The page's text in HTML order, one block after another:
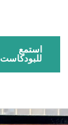
استمع
للبودكاست